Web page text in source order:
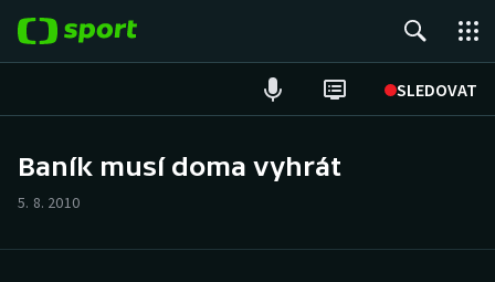
SLEDOVAT
Hokej
Tenis
Baník musí doma vyhrát
5. 8. 2010